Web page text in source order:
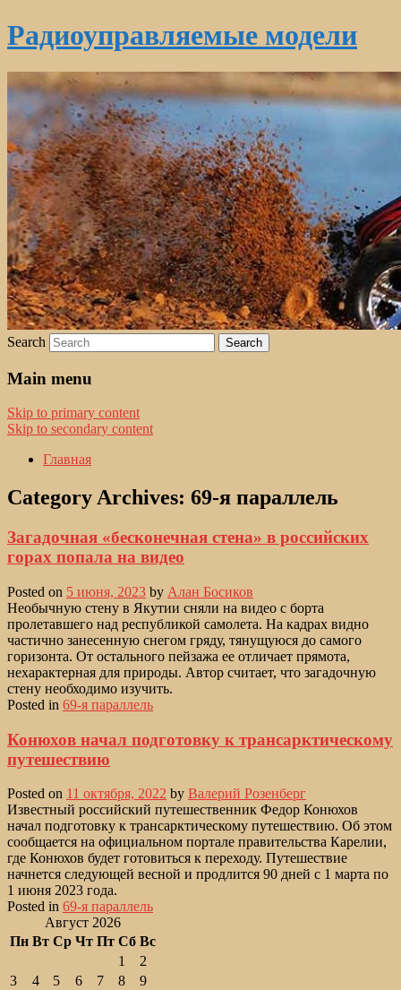
Радиоуправляемые модели
Search
Main menu
Skip to primary content
Skip to secondary content
Главная
Category Archives: 69-я параллель
Загадочная «бесконечная стена» в российских
горах попала на видео
Posted on 5 июня, 2023 by Алан Босиков
Необычную стену в Якутии сняли на видео с борта
пролетавшего над республикой самолета. На кадрах видно
частично занесенную снегом гряду, тянущуюся до самого
горизонта. От остального пейзажа ее отличает прямота,
нехарактерная для природы. Автор считает, что загадочную
стену необходимо изучить.
Posted in 69-я параллель
Конюхов начал подготовку к трансарктическому
путешествию
Posted on 11 октября, 2022 by Валерий Розенберг
Известный российский путешественник Федор Конюхов
начал подготовку к трансарктическому путешествию. Об этом
сообщается на официальном портале правительства Карелии,
где Конюхов будет готовиться к переходу. Путешествие
начнется следующей весной и продлится 90 дней с 1 марта по
1 июня 2023 года.
Posted in 69-я параллель
Август 2026
Пн Вт Ср Чт Пт Сб Вс
1
2
3
4 5 6 7 8
9